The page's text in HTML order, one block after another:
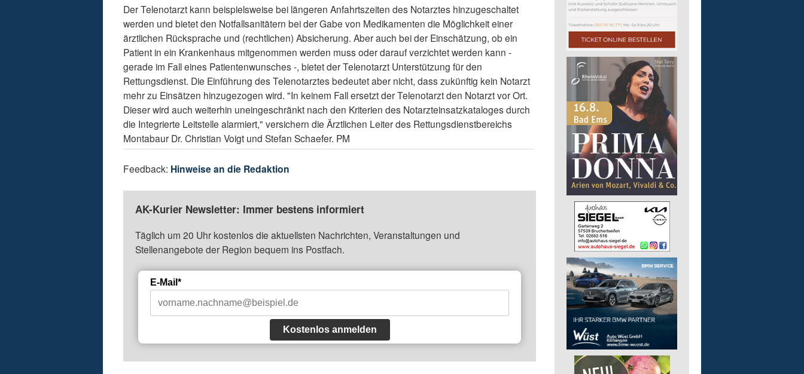
Der Telenotarzt kann beispielsweise bei längeren Anfahrtszeiten des Notarztes hinzugeschaltet
werden und bietet den Notfallsanitätern bei der Gabe von Medikamenten die Möglichkeit einer
ärztlichen Rücksprache und (rechtlichen) Absicherung. Aber auch bei der Einschätzung, ob ein
Patient in ein Krankenhaus mitgenommen werden muss oder darauf verzichtet werden kann -
gerade im Fall eines Patientenwunsches -, bietet der Telenotarzt Unterstützung für den
Rettungsdienst. Die Einführung des Telenotarztes bedeutet aber nicht, dass zukünftig kein Notarzt
mehr zu Einsätzen hinzugezogen wird. "In keinem Fall ersetzt der Telenotarzt den Notarzt vor Ort.
Dieser wird auch weiterhin uneingeschränkt nach den Kriterien des Notarzteinsatzkataloges durch
die Integrierte Leitstelle alarmiert," versichern die Ärztlichen Leiter des Rettungsdienstbereichs
Montabaur Dr. Christian Voigt und Stefan Schaefer. PM
Feedback: Hinweise an die Redaktion
AK-Kurier Newsletter: Immer bestens informiert
Täglich um 20 Uhr kostenlos die aktuellsten Nachrichten, Veranstaltungen und
Stellenangebote der Region bequem ins Postfach.
E-Mail*
Kostenlos anmelden